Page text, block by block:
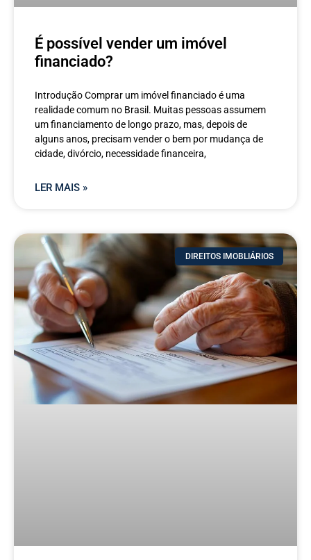
É possível vender um imóvel
financiado?
Introdução Comprar um imóvel financiado é uma
realidade comum no Brasil. Muitas pessoas assumem
um financiamento de longo prazo, mas, depois de
alguns anos, precisam vender o bem por mudança de
cidade, divórcio, necessidade financeira,
LER MAIS »
DIREITOS IMOBLIÁRIOS